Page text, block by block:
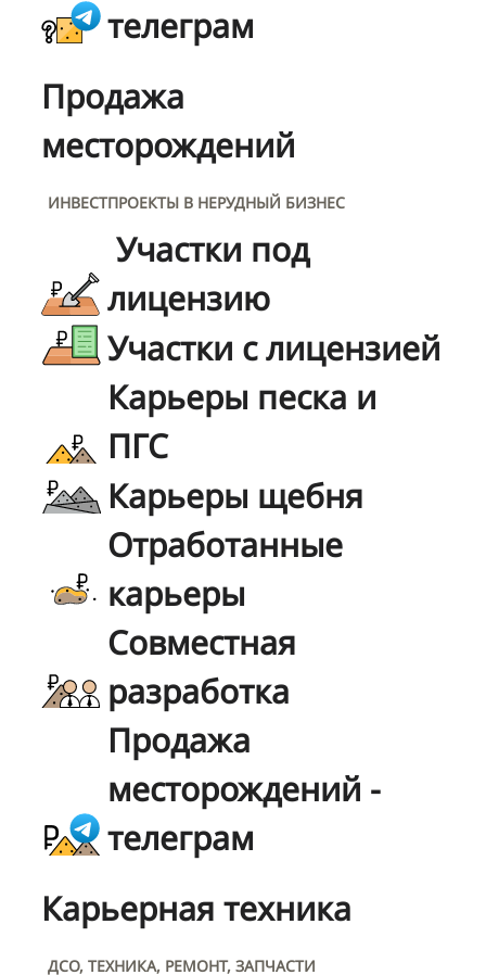
телеграм
Продажа
месторождений
ИНВЕСТПРОЕКТЫ В НЕРУДНЫЙ БИЗНЕС
Участки под
лицензию
Участки с лицензией
Карьеры песка и
ПГС
Карьеры щебня
Отработанные
карьеры
Совместная
разработка
Продажа
месторождений -
телеграм
Карьерная техника
ДСО, ТЕХНИКА, РЕМОНТ, ЗАПЧАСТИ